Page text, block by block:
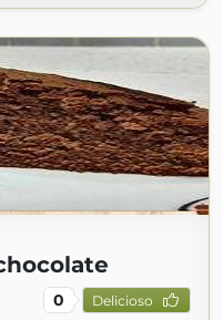
0 Delicioso